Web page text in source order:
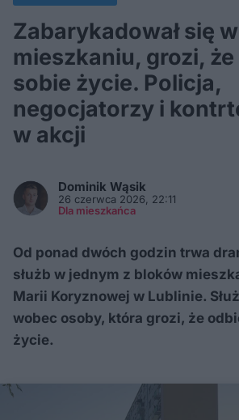
Zabarykadował się w
mieszkaniu, grozi,
sobie życie. Policja,
negocjatorzy i
w akcji
Dominik Wąsik
26 czerwca 2026, 22:11
Dla mieszkańca
Od ponad dwóch godzin trwa
służb w jednym z bloków
Marii Koryznowej w Lublinie.
wobec osoby, która grozi, że
życie.